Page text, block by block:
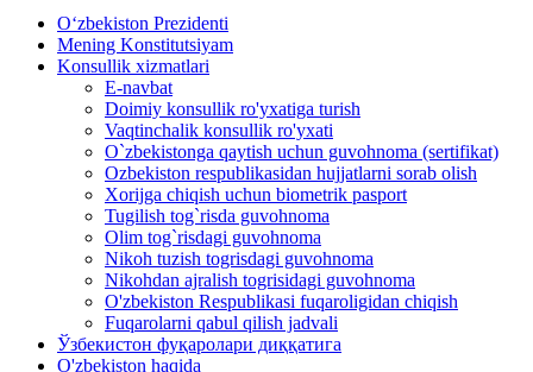
Oʻzbekiston Prezidenti
Mening Konstitutsiyam
Konsullik xizmatlari
E-navbat
Doimiy konsullik ro'yxatiga turish
Vaqtinchalik konsullik ro'yxati
O`zbekistonga qaytish uchun guvohnoma (sertifikat)
Ozbekiston respublikasidan hujjatlarni sorab olish
Xorijga chiqish uchun biometrik pasport
Tugilish tog`risda guvohnoma
Olim tog`risdagi guvohnoma
Nikoh tuzish togrisdagi guvohnoma
Nikohdan ajralish togrisidagi guvohnoma
O'zbekiston Respublikasi fuqaroligidan chiqish
Fuqarolarni qabul qilish jadvali
Ўзбекистон фуқаролари диққатига
O'zbekiston haqida